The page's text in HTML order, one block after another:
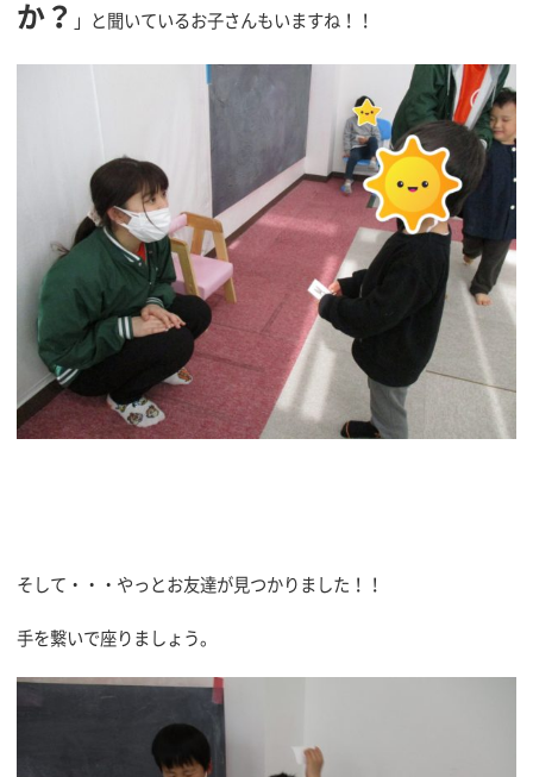
か？ 」と聞いているお子さんもいますね！！
そして・・・やっとお友達が見つかりました！！
手を繋いで座りましょう。